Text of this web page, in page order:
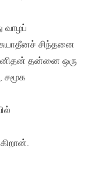
வாழப்
சிந்தனை
மனிதன் தன்னை ஒரு
சமூக